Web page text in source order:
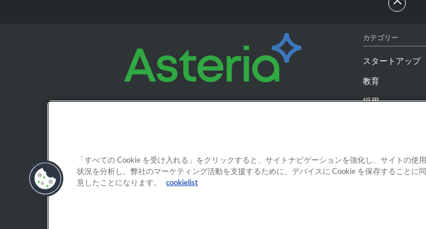
カテゴリー
スタートアップ
教育
採用
AI
「すべての Cookie を受け入れる」をクリックすると、サイトナビゲーションを強化し、サイトの使用
状況を分析し、弊社のマーケティング活動を支援するために、デバイスに Cookie を保存することに同
意したことになります。
cookielist